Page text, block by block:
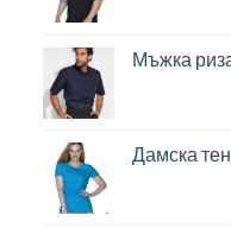
Мъжка
Дамска